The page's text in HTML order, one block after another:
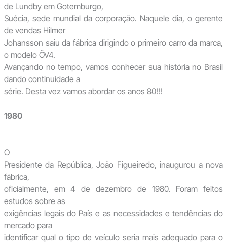
de Lundby em Gotemburgo,
Suécia, sede mundial da corporação. Naquele dia, o gerente
de vendas Hilmer
Johansson saiu da fábrica dirigindo o primeiro carro da marca,
o modelo ÖV4.
Avançando no tempo, vamos conhecer sua história no Brasil
dando continuidade a
série. Desta vez vamos abordar os anos 80!!!
1980
O
Presidente da República, João Figueiredo, inaugurou a nova
fábrica,
oficialmente, em 4 de dezembro de 1980. Foram feitos
estudos sobre as
exigências legais do País e as necessidades e tendências do
mercado para
identificar qual o tipo de veículo seria mais adequado para o